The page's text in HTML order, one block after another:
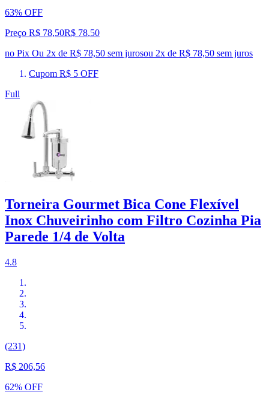
63% OFF
Preço R$ 78,50R$ 78,50
no Pix Ou 2x de R$ 78,50 sem jurosou 2x de R$ 78,50 sem juros
Cupom R$ 5 OFF
Full
Torneira Gourmet Bica Cone Flexível
Inox Chuveirinho com Filtro Cozinha Pia
Parede 1/4 de Volta
4.8
(231)
R$ 206,56
62% OFF